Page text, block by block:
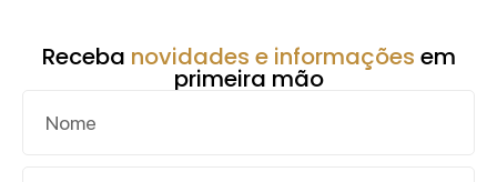
Receba novidades e informações em
primeira mão